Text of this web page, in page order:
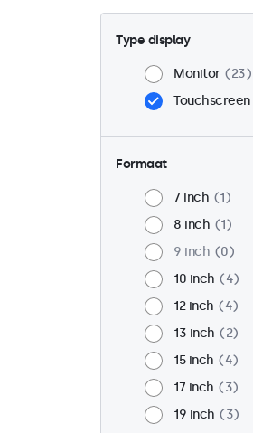
Type display
Monitor
23
Touchscreen
Formaat
7 inch
1
8 inch
1
9 inch
0
10 inch
4
12 inch
4
13 inch
2
15 inch
4
17 inch
3
19 inch
3